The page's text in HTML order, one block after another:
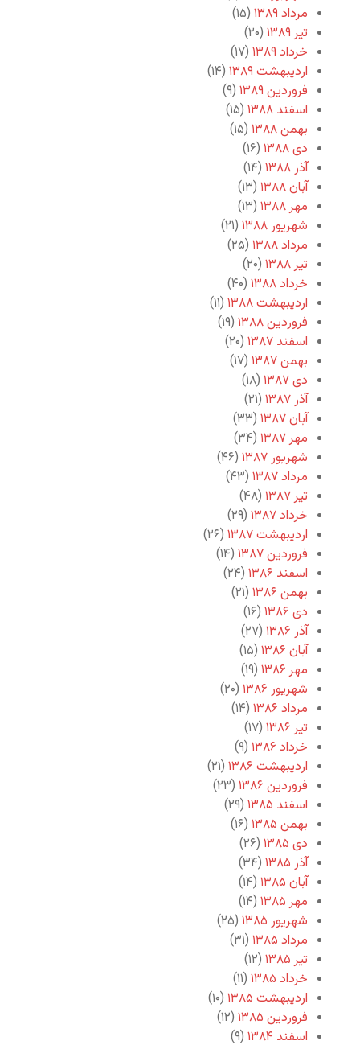
مرداد ۱۳۸۹
(۱۵)
تیر ۱۳۸۹
(۲۰)
خرداد ۱۳۸۹
(۱۷)
اردیبهشت ۱۳۸۹
(۱۴)
فروردین ۱۳۸۹
(۹)
اسفند ۱۳۸۸
(۱۵)
بهمن ۱۳۸۸
(۱۵)
دی ۱۳۸۸
(۱۶)
آذر ۱۳۸۸
(۱۴)
آبان ۱۳۸۸
(۱۳)
مهر ۱۳۸۸
(۱۳)
شهریور ۱۳۸۸
(۲۱)
مرداد ۱۳۸۸
(۲۵)
تیر ۱۳۸۸
(۲۰)
خرداد ۱۳۸۸
(۴۰)
اردیبهشت ۱۳۸۸
(۱۱)
فروردین ۱۳۸۸
(۱۹)
اسفند ۱۳۸۷
(۲۰)
بهمن ۱۳۸۷
(۱۷)
دی ۱۳۸۷
(۱۸)
آذر ۱۳۸۷
(۲۱)
آبان ۱۳۸۷
(۳۳)
مهر ۱۳۸۷
(۳۴)
شهریور ۱۳۸۷
(۴۶)
مرداد ۱۳۸۷
(۴۳)
تیر ۱۳۸۷
(۴۸)
خرداد ۱۳۸۷
(۲۹)
اردیبهشت ۱۳۸۷
(۲۶)
فروردین ۱۳۸۷
(۱۴)
اسفند ۱۳۸۶
(۲۴)
بهمن ۱۳۸۶
(۲۱)
دی ۱۳۸۶
(۱۶)
آذر ۱۳۸۶
(۲۷)
آبان ۱۳۸۶
(۱۵)
مهر ۱۳۸۶
(۱۹)
شهریور ۱۳۸۶
(۲۰)
مرداد ۱۳۸۶
(۱۴)
تیر ۱۳۸۶
(۱۷)
خرداد ۱۳۸۶
(۹)
اردیبهشت ۱۳۸۶
(۲۱)
فروردین ۱۳۸۶
(۲۳)
اسفند ۱۳۸۵
(۲۹)
بهمن ۱۳۸۵
(۱۶)
دی ۱۳۸۵
(۲۶)
آذر ۱۳۸۵
(۳۴)
آبان ۱۳۸۵
(۱۴)
مهر ۱۳۸۵
(۱۴)
شهریور ۱۳۸۵
(۲۵)
مرداد ۱۳۸۵
(۳۱)
تیر ۱۳۸۵
(۱۲)
خرداد ۱۳۸۵
(۱۱)
اردیبهشت ۱۳۸۵
(۱۰)
فروردین ۱۳۸۵
(۱۲)
اسفند ۱۳۸۴
(۹)